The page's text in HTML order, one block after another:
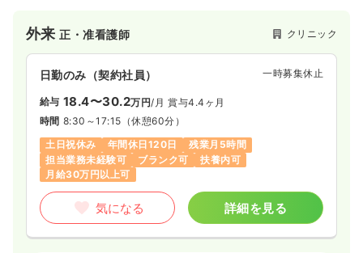
外来正・准看護師 クリニック
日勤のみ（契約社員） 一時募集休止
給与 18.4〜30.2万円/月 賞与4.4ヶ月
時間 8:30～17:15 （休憩60分）
土日祝休み
年間休日120日
残業月5時間
担当業務未経験可
ブランク可
扶養内可
月給30万円以上可
気になる 詳細を見る